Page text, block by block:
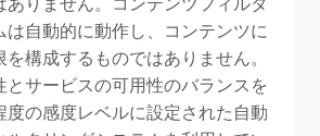
は自動的に動作し、コンテンツに
構成するものではありません。
とサービスの可用性のバランスを
度の感度レベルに設定された自動